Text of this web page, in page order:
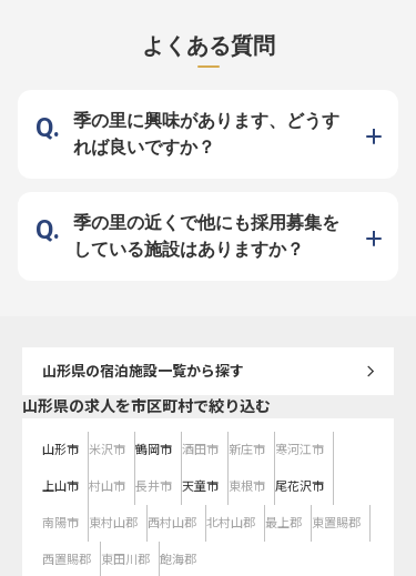
お客さまをお迎えする宿です。※こ
の求人は2022年2月8日時点の情報
め細やかなおもてなしを提供してい
ます。※この求人は2022年7月26日
時点の情報です
よくある質問
季の里に興味があります、どうす
れば良いですか？
季の里の近くで他にも採用募集を
している施設はありますか？
山形県の宿泊施設一覧から探す
山形県の求人を市区町村で絞り込む
山形市 米沢市 鶴岡市 酒田市 新庄市 寒河江市
上山市 村山市 長井市 天童市 東根市 尾花沢市
南陽市 東村山郡 西村山郡 北村山郡 最上郡 東置賜郡
西置賜郡 東田川郡 飽海郡